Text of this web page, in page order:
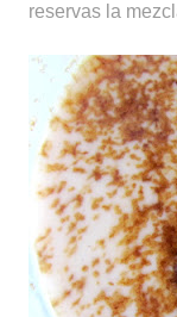
reservas la